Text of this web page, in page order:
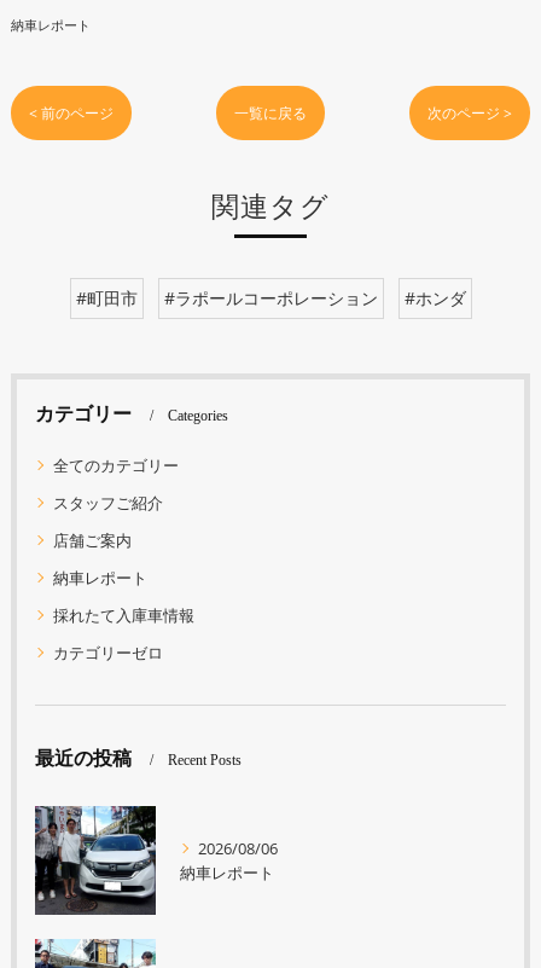
納車レポート
< 前のページ 一覧に戻る 次のページ >
関連タグ
#町田市 #ラポールコーポレーション #ホンダ
カテゴリー Categories
全てのカテゴリー
スタッフご紹介
店舗ご案内
納車レポート
採れたて入庫車情報
カテゴリーゼロ
最近の投稿 Recent Posts
2026/08/06
納車レポート